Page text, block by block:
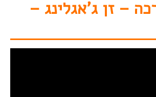
– זן ג'אגלינג –